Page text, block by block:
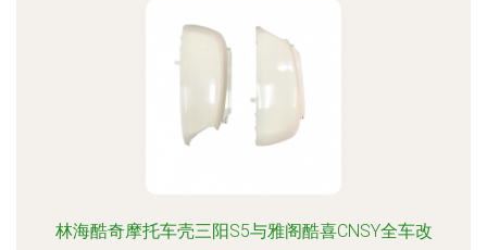
林海酷奇摩托车壳三阳S5与雅阁酷喜CNSY全车改